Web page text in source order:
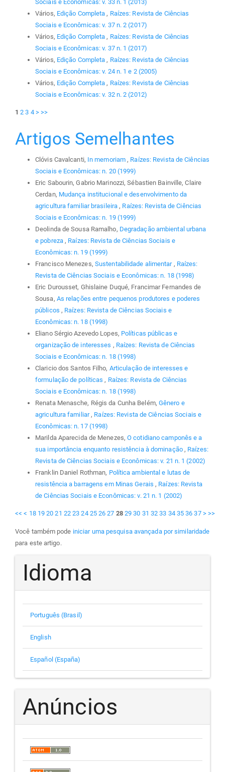
Sociais e Econômicas: v. 33 n. 1 (2013)
Vários, Edição Completa, Raízes: Revista de Ciências
Sociais e Econômicas: v. 37 n. 2 (2017)
Vários, Edição Completa, Raízes: Revista de Ciências
Sociais e Econômicas: v. 37 n. 1 (2017)
Vários, Edição Completa, Raízes: Revista de Ciências
Sociais e Econômicas: v. 24 n. 1 e 2 (2005)
Vários, Edição Completa, Raízes: Revista de Ciências
Sociais e Econômicas: v. 32 n. 2 (2012)
1 2 3 4 > >>
Artigos Semelhantes
Clóvis Cavalcanti, In memoriam, Raízes: Revista de Ciências
Sociais e Econômicas: n. 20 (1999)
Eric Sabourin, Gabrio Marinozzi, Sébastien Bainville, Claire
Cerdan, Mudança institucional e desenvolvimento da
agricultura familiar brasileira, Raízes: Revista de Ciências
Sociais e Econômicas: n. 19 (1999)
Deolinda de Sousa Ramalho, Degradação ambiental urbana
e pobreza , Raízes: Revista de Ciências Sociais e
Econômicas: n. 19 (1999)
Francisco Menezes, Sustentabilidade alimentar , Raízes:
Revista de Ciências Sociais e Econômicas: n. 18 (1998)
Eric Durousset, Ghislaine Duqué, Francimar Fernandes de
Sousa, As relações entre pequenos produtores e poderes
públicos , Raízes: Revista de Ciências Sociais e
Econômicas: n. 18 (1998)
Eliano Sérgio Azevedo Lopes, Políticas públicas e
organização de interesses , Raízes: Revista de Ciências
Sociais e Econômicas: n. 18 (1998)
Claricio dos Santos Filho, Articulação de interesses e
formulação de políticas, Raízes: Revista de Ciências
Sociais e Econômicas: n. 18 (1998)
Renata Menasche, Régis da Cunha Belém, Gênero e
agricultura familiar, Raízes: Revista de Ciências Sociais e
Econômicas: n. 17 (1998)
Marilda Aparecida de Menezes,O cotidiano camponês e a
sua importância enquanto resistência à dominação , Raízes:
Revista de Ciências Sociais e Econômicas: v. 21 n. 1 (2002)
Franklin Daniel Rothman, Política ambiental e lutas de
resistência a barragens em Minas Gerais, Raízes: Revista
de Ciências Sociais e Econômicas: v. 21 n. 1 (2002)
<< < 18 19 20 21 22 23 24 25 26 27 28 29 30 31 32 33 34 35 36 37 > >>
Você também pode iniciar uma pesquisa avançada por similaridade
para este artigo.
Idioma
Português (Brasil)
English
Español (España)
Anúncios